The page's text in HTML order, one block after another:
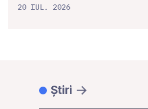
20 IUL. 2026
Știri